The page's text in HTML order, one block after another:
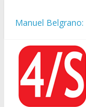
Manuel
Tormentas
Servicio
Los alquileres
1,6% en julio
Rechazo a la
frente al Congreso